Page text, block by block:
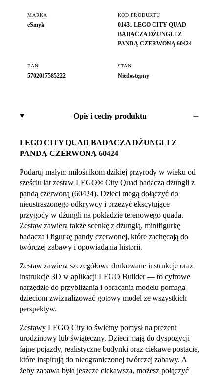
MARKA
eSmyk
KOD PRODUKTU
01431 LEGO CITY QUAD
BADACZA DŻUNGLI Z
PANDĄ CZERWONĄ 60424
EAN
5702017585222
STAN
Niedostępny
Opis i cechy produktu
LEGO CITY QUAD BADACZA DŻUNGLI Z
PANDĄ CZERWONĄ 60424
Podaruj małym miłośnikom dzikiej przyrody w wieku od
sześciu lat zestaw LEGO® City Quad badacza dżungli z
pandą czerwoną (60424). Dzieci mogą dołączyć do
nieustraszonego odkrywcy i przeżyć ekscytujące
przygody w dżungli na pokładzie terenowego quada.
Zestaw zawiera także scenkę z dżunglą, minifigurkę
badacza i figurkę pandy czerwonej, które zachęcają do
twórczej zabawy i opowiadania historii.
Zestaw zawiera szczegółowe drukowane instrukcje oraz
instrukcje 3D w aplikacji LEGO Builder — to cyfrowe
narzędzie do przybliżania i obracania modelu pomaga
dzieciom zwizualizować gotowy model ze wszystkich
perspektyw.
Zestawy LEGO City to świetny pomysł na prezent
urodzinowy lub świąteczny. Dzieci mają do dyspozycji
fajne pojazdy, realistyczne budynki oraz ciekawe postacie,
które inspirują do nieograniczonej twórczej zabawy. A
żeby zabawa była jeszcze ciekawsza, możesz połączyć